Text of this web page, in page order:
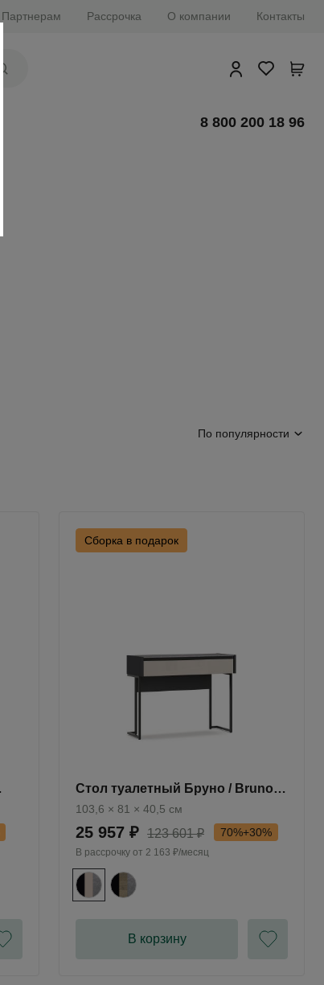
Партнерам Рассрочка О компании Контакты
8 800 200 18 96
По популярности
Сборка в подарок
Стол туалетный Бруно / Bruno
BC1030.2
103,6 × 81 × 40,5 см
25 957 ₽ 123 601 ₽ 70%+30%
В рассрочку от 2 163 ₽/месяц
В корзину